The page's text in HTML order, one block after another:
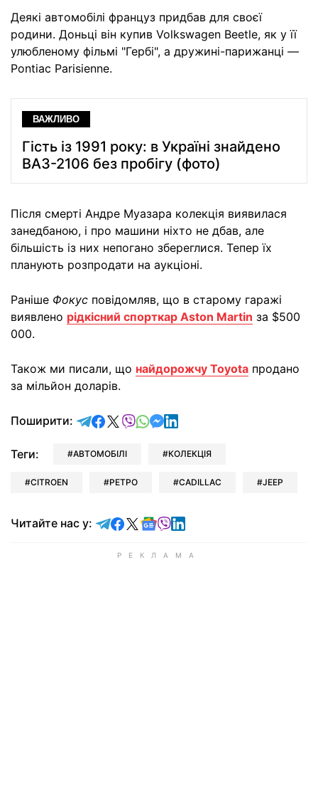
Деякі автомобілі француз придбав для своєї
родини. Доньці він купив Volkswagen Beetle, як у її
улюбленому фільмі "Гербі", а дружині-парижанці —
Pontiac Parisienne.
ВАЖЛИВО
Гість із 1991 року: в Україні знайдено
ВАЗ-2106 без пробігу (фото)
Після смерті Андре Муазара колекція виявилася
занедбаною, і про машини ніхто не дбав, але
більшість із них непогано збереглися. Тепер їх
планують розпродати на аукціоні.
Раніше Фокус повідомляв, що в старому гаражі
виявлено рідкісний спорткар Aston Martin за $500
000.
Також ми писали, що найдорожчу Toyota продано
за мільйон доларів.
Поширити: відправити у Telegram
поділитись у Facebook
поділитись у X
відправити у Viber
відправити у Whatsapp
відправити у Messenger
відправити у LinkedIn
Теги: АВТОМОБІЛІ КОЛЕКЦІЯ
CITROEN РЕТРО CADILLAC JEEP
Читайте нас у: Читайте у Telegram
Читайте у Facebook
Читайте у X
Читайте у Google news
Читайте у Viber
Читайте у LinkedIn